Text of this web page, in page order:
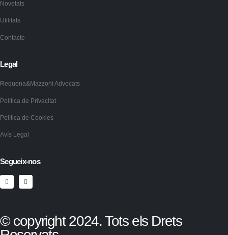
Novetats
Utilitats
Contacte
Legal
Requena&Mazzoni Advocats
Política de Privacitat
Política de Cookies
Avís Legal
Segueix-nos
© copyright 2024. Tots els Drets